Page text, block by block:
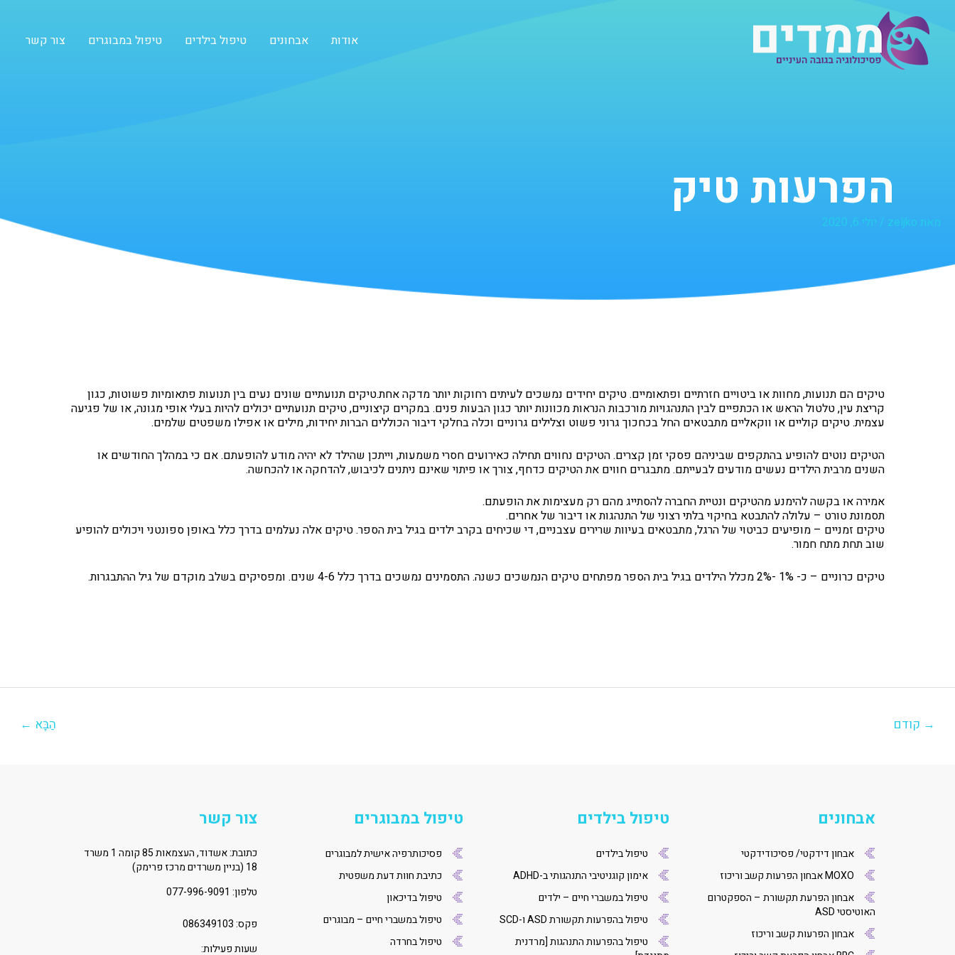
אודות
אבחונים טיפול בילדים טיפול במבוגרים צור קשר
הפרעות טיק
מאת zeljko
/ יולי 6, 2020
טיקים הם תנועות, מחוות או ביטויים חזרתיים ופתאומיים. טיקים יחידים נמשכים לעיתים רחוקות יותר מדקה אחת.טיקים תנועתיים שונים נעים בין תנועות פתאומיות פשוטות, כגון
קריצת עין, טלטול הראש או הכתפיים לבין התנהגויות מורכבות הנראות מכוונות יותר כגון הבעות פנים. במקרים קיצוניים, טיקים תנועתיים יכולים להיות בעלי אופי מגונה, או של פגיעה
עצמית. טיקים קוליים או ווקאליים מתבטאים החל בכחכוך גרוני פשוט וצלילים גרוניים וכלה בחלקי דיבור הכוללים הברות יחידות, מילים או אפילו משפטים שלמים.
הטיקים נוטים להופיע בהתקפים שביניהם פסקי זמן קצרים. הטיקים נחווים תחילה כאירועים חסרי משמעות, וייתכן שהילד לא יהיה מודע להופעתם. אם כי במהלך החודשים או
השנים מרבית הילדים נעשים מודעים לבעייתם. מתבגרים חווים את הטיקים כדחף, צורך או פיתוי שאינם ניתנים לכיבוש, להדחקה או להכחשה.
אמירה או בקשה להימנע מהטיקים ונטיית החברה להסתייג מהם רק מעצימות את הופעתם.
תסמונת טורט – עלולה להתבטא בחיקוי בלתי רצוני של התנהגות או דיבור של אחרים.
טיקים זמניים – מופיעים כביטוי של הרגל, מתבטאים בעיוות שרירים עצבניים, די שכיחים בקרב ילדים בגיל בית הספר. טיקים אלה נעלמים בדרך כלל באופן ספונטני ויכולים להופיע
שוב תחת מתח חמור.
טיקים כרוניים – כ- 1% -2% מכלל הילדים בגיל בית הספר מפתחים טיקים הנמשכים כשנה. התסמינים נמשכים בדרך כלל 4-6 שנים. ומפסיקים בשלב מוקדם של גיל ההתבגרות.
→ קודם הַבָּא ←
אבחונים
אבחון דידקטי/ פסיכודידקטי
MOXO אבחון הפרעות קשב וריכוז
אבחון הפרעת תקשורת – הספקטרום
האוטיסטי ASD
אבחון הפרעות קשב וריכוז
טיפול בילדים
טיפול בילדים
אימון קוגניטיבי התנהגותי ב-ADHD
טיפול במשברי חיים – ילדים
טיפול בהפרעות תקשורת ASD ו-SCD
טיפול בהפרעות התנהגות [מרדנית
טיפול במבוגרים
פסיכותרפיה אישית למבוגרים
כתיבת חוות דעת משפטית
טיפול בדיכאון
טיפול במשברי חיים – מבוגרים
טיפול בחרדה
צור קשר
כתובת: אשדוד, העצמאות 85 קומה 1 משרד
18 (בניין משרדים מרכז פרימק)
טלפון: 077-996-9091
פקס: 086349103
שעות פעילות: